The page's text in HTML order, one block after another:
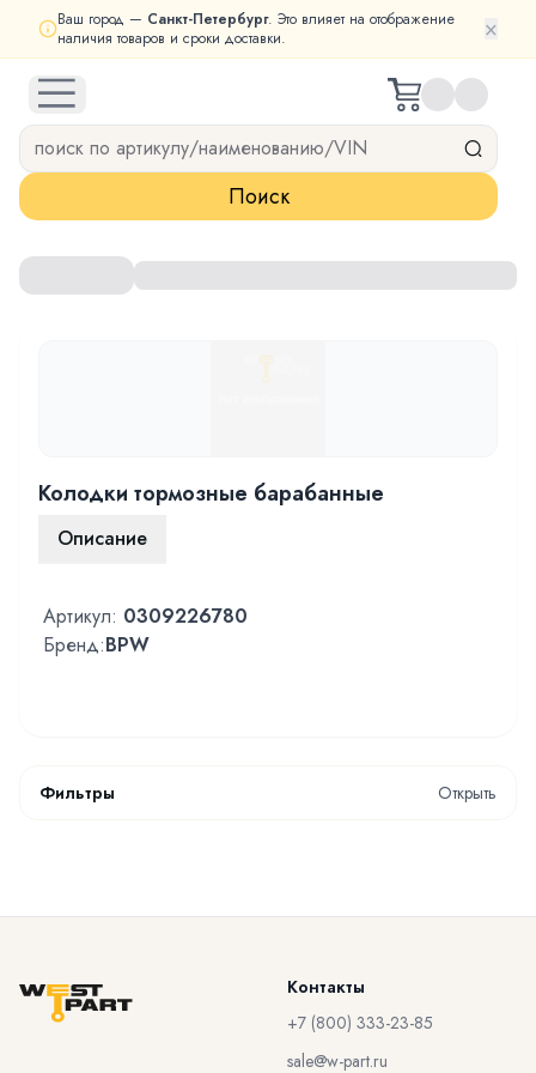
Ваш город — Санкт-Петербург. Это влияет на отображение
наличия товаров и сроки доставки.
×
open navigation menu
Поиск
Колодки тормозные барабанные
Описание
Артикул: 0309226780
Бренд:BPW
Фильтры Открыть
Контакты
+7 (800) 333-23-85
sale@w-part.ru